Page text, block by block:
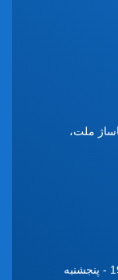
ملت،
ساعت کاری: شنبه تا چهارشنبه: 10 الی 19 - پنجشنبه